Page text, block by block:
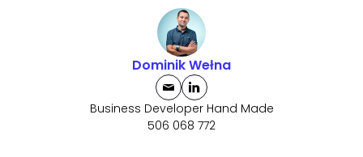
Dominik Wełna
Business Developer Hand Made
506 068 772